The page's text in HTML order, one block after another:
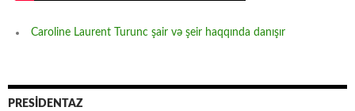
Caroline Laurent Turunc şair və şeir haqqında danışır
PRESİDENTAZ